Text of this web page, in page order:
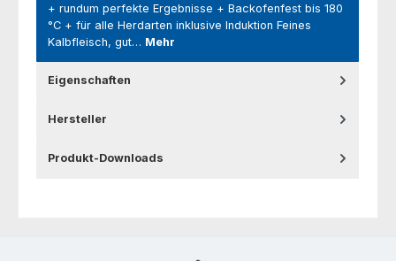
+ rundum perfekte Ergebnisse + Backofenfest bis 180
°C + für alle Herdarten inklusive Induktion Feines
Kalbfleisch, gut… Mehr
Eigenschaften
Hersteller
Produkt-Downloads